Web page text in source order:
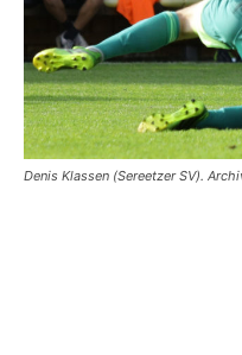
Denis Klassen (Sereetzer SV).